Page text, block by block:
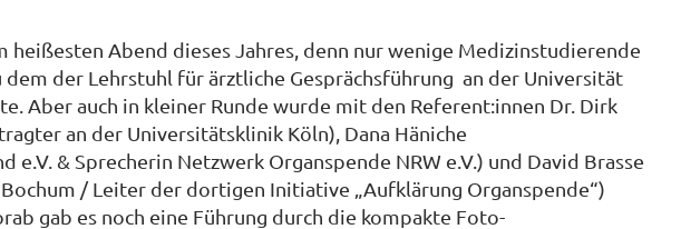
heißesten Abend dieses Jahres, denn nur wenige Medizinstudierende
dem der Lehrstuhl für ärztliche Gesprächsführung an der Universität
Aber auch in kleiner Runde wurde mit den Referent:innen Dr. Dirk
an der Universitätsklinik Köln), Dana Häniche
& Sprecherin Netzwerk Organspende NRW e.V.) und David Brasse
/ Leiter der dortigen Initiative „Aufklärung Organspende“)
gab es noch eine Führung durch die kompakte Foto-